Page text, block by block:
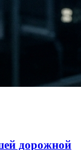
дорожной